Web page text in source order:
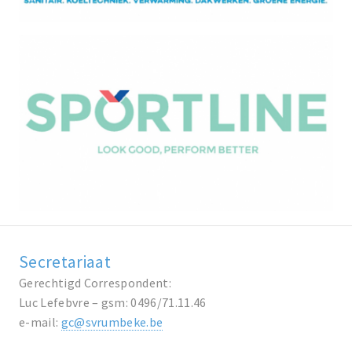
Secretariaat
Gerechtigd Correspondent:
Luc Lefebvre – gsm: 0496/71.11.46
e-mail: gc@svrumbeke.be